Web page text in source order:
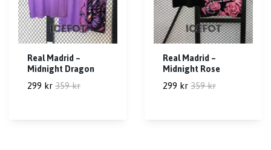
Real Madrid –
Midnight Dragon
299 kr 359 kr
Real Madrid –
Midnight Rose
299 kr 359 kr